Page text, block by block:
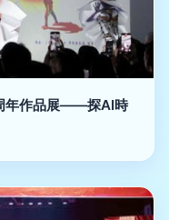
年作品展——探AI時